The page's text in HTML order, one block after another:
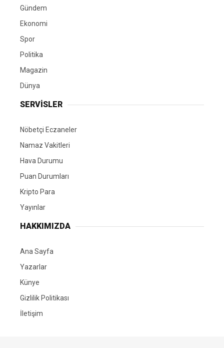
yönetiminin belediyeciliğin kalbinde yer aldığını
vurguladı
Giriş: 05-08-2026 20:42
Kaynak: HABER MERKEZI
GÜNLÜK 100 BİN METREKÜP SU ARITACAK
ve artan nüfusun oluşturduğu risklere karşı kentin içme
suyu altyapısını güçlendirmeyi sürdürüyor. Bu kapsamda
hayata geçirilen günlük 100 bin metreküp kapasiteli